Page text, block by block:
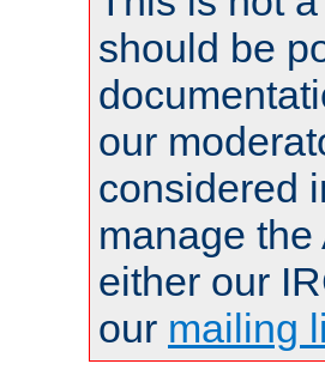
should be
our
considered
manage
either our
our mailing